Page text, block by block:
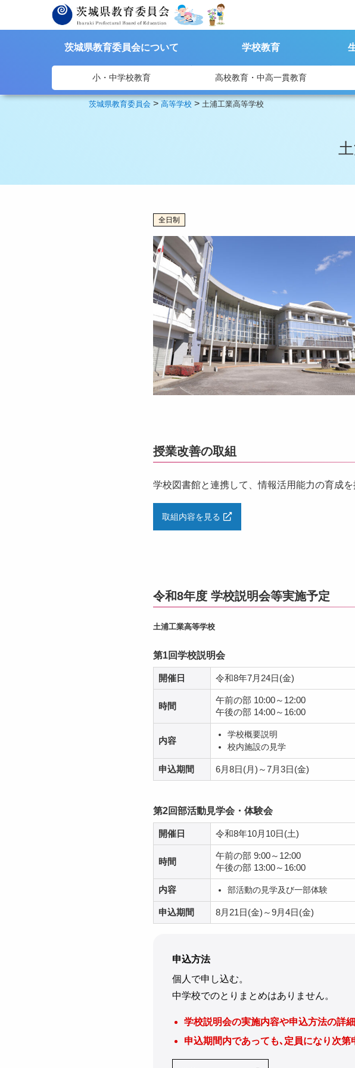
茨城県教育委員会について 学校教育
小・中学校教育 高校教育・中高一貫教育
茨城県教育委員会 >高等学校 > 土浦工業高等学校
全日制
授業改善の取組
学校図書館と連携して、情報活用能力の育成を
取組内容を見る
令和8年度 学校説明会等実施予定
土浦工業高等学校
第1回学校説明会
開催日 令和8年7月24日(金)
時間
午前の部 10:00～12:00
午後の部 14:00～16:00
内容
学校概要説明
校内施設の見学
申込期間 6月8日(月)～7月3日(金)
第2回部活動見学会・体験会
開催日 令和8年10月10日(土)
時間
午前の部 9:00～12:00
午後の部 13:00～16:00
内容 部活動の見学及び一部体験
申込期間 8月21日(金)～9月4日(金)
申込方法
個人で申し込む。
中学校でのとりまとめはありません。
学校説明会の実施内容や申込方法の詳
申込期間内であっても､定員になり次